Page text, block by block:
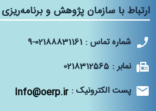
ارتباط با سازمان پژوهش و
شماره تماس : 9-02188831161
نمابر : 0218312565
پست الکترونیک : Info@oerp.ir